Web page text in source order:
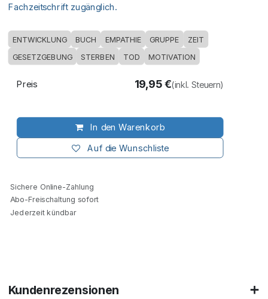
Fachzeitschrift zugänglich.
ENTWICKLUNG BUCH EMPATHIE GRUPPE ZEIT
GESETZGEBUNG STERBEN TOD MOTIVATION
In den Warenkorb
Auf die Wunschliste
Preis 19,95€(inkl. Steuern)
Sichere Online-Zahlung
Abo-Freischaltung sofort
Jederzeit kündbar
Kundenrezensionen